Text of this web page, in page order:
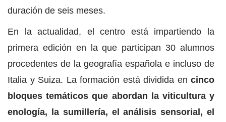
duración de seis meses.
En la actualidad, el centro está impartiendo la
primera edición en la que participan 30 alumnos
procedentes de la geografía española e incluso de
Italia y Suiza. La formación está dividida en cinco
bloques temáticos que abordan la viticultura y
enología, la sumillería, el análisis sensorial, el